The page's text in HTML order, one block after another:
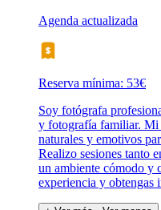
Agenda actualizada
Reserva mínima: 53€
Soy fotógrafa
y fotografía familiar. Mi
naturales y emotivos
Realizo sesiones tanto
un ambiente cómodo y
experiencia y obtengas